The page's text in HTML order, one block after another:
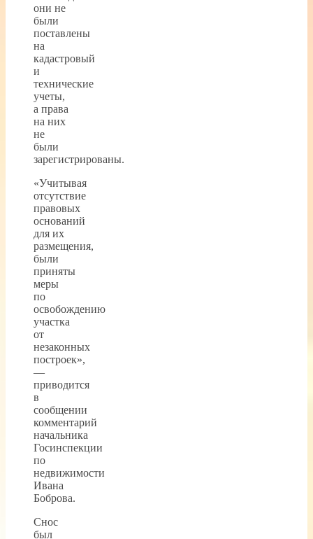
они не
были
поставлены
на
кадастровый
и
технические
учеты,
а права
на них
не
были
зарегистрированы.
«Учитывая
отсутствие
правовых
оснований
для их
размещения,
были
приняты
меры
по
освобождению
участка
от
незаконных
построек»,
—
приводится
в
сообщении
комментарий
начальника
Госинспекции
по
недвижимости
Ивана
Боброва.
Снос
был